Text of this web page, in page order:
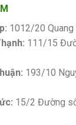
1012/20 Quang
111/15
193/10
15/2 Đường số